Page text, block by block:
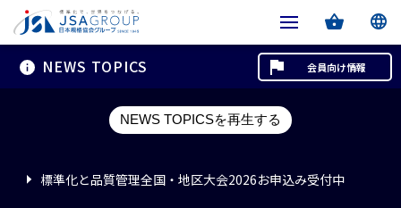
NEWS TOPICS
NEWS TOPICSを再生する
標準化と品質管理全国・地区大会2026お申込み受付中
標準化と品質管理全国・地区大会2026お申込み受付中
会員向け情報